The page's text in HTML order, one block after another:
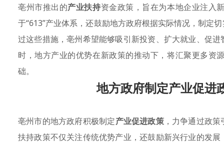
亳州市推出的产业扶持资金政策，旨在为本地企业注入
于“613”产业体系，还鼓励地方政府根据实际情况，制定
过这些措施，亳州希望能够吸引新投资、扩大就业、促
时，地方产业的优势在新政策的推动下，将汇聚更多资
础。
地方政府制定产业促进
亳州市的地方政府积极制定产业促进政策，力争通过政策
扶持政策不仅关注传统优势产业，还鼓励新兴行业的发